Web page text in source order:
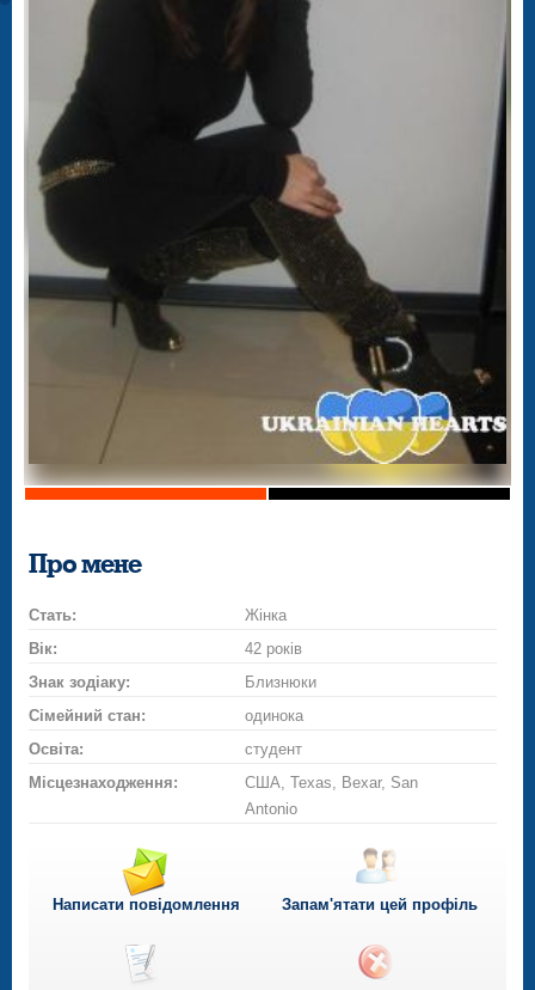
Про мене
Стать:
Жінка
Вік:
42 років
Знак зодіаку:
Близнюки
Сімейний стан:
одинока
Освіта:
студент
Місцезнаходження:
США, Texas, Bexar, San
Antonio
Написати повідомлення Запам'ятати цей профіль